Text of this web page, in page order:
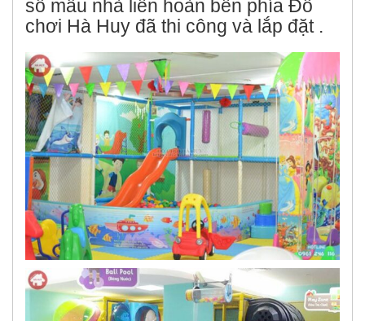
số mẫu nhà liên hoàn bên phía Đồ
chơi Hà Huy đã thi công và lắp đặt .